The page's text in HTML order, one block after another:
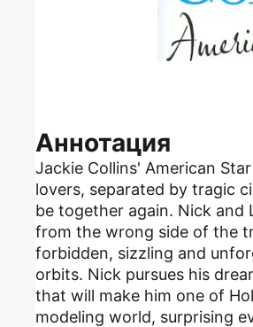
Аннотация
Jackie Collins' American
lovers, separated by tragic
be together again. Nick and
from the wrong side of the
forbidden, sizzling and
orbits. Nick pursues his
that will make him one of
modeling world, surprising